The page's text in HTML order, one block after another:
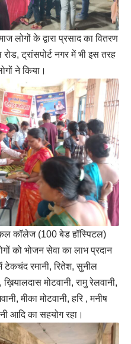
लोगों के द्वारा प्रसाद का वितरण
ट्रांसपोर्ट नगर में भी इस तरह
ने किया।
कॉलेज (100 बेड हॉस्पिटल)
को भोजन सेवा का लाभ प्रदान
टेकचंद रमानी, रितेश, सुनील
ख़ियालदास मोटवानी, रामु रेलवानी,
मीका मोटवानी, हरि , मनीष
आदि का सहयोग रहा।